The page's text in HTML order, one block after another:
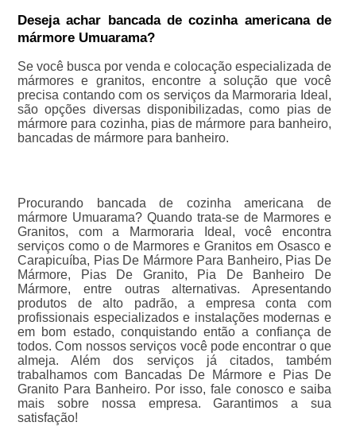
Deseja achar bancada de cozinha americana de
mármore Umuarama?
Se você busca por venda e colocação especializada de
mármores e granitos, encontre a solução que você
precisa contando com os serviços da Marmoraria Ideal,
são opções diversas disponibilizadas, como pias de
mármore para cozinha, pias de mármore para banheiro,
bancadas de mármore para banheiro.
Procurando bancada de cozinha americana de
mármore Umuarama? Quando trata-se de Marmores e
Granitos, com a Marmoraria Ideal, você encontra
serviços como o de Marmores e Granitos em Osasco e
Carapicuíba, Pias De Mármore Para Banheiro, Pias De
Mármore, Pias De Granito, Pia De Banheiro De
Mármore, entre outras alternativas. Apresentando
produtos de alto padrão, a empresa conta com
profissionais especializados e instalações modernas e
em bom estado, conquistando então a confiança de
todos. Com nossos serviços você pode encontrar o que
almeja. Além dos serviços já citados, também
trabalhamos com Bancadas De Mármore e Pias De
Granito Para Banheiro. Por isso, fale conosco e saiba
mais sobre nossa empresa. Garantimos a sua
satisfação!